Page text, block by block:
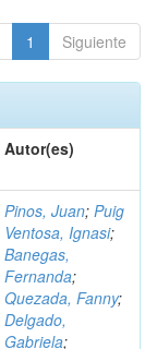
1 Siguiente
Autor(es)
Pinos, Juan; Puig
Ventosa, Ignasi;
Banegas,
Fernanda;
Quezada, Fanny;
Delgado,
Gabriela;